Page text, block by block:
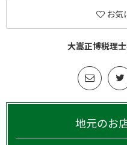
お気
大嵩正博税理
地元のお